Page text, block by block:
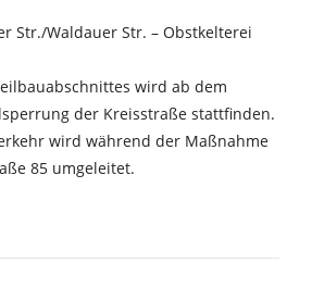
Str./Waldauer Str. – Obstkelterei
wird ab dem
der Kreisstraße stattfinden.
wird während der Maßnahme
85 umgeleitet.